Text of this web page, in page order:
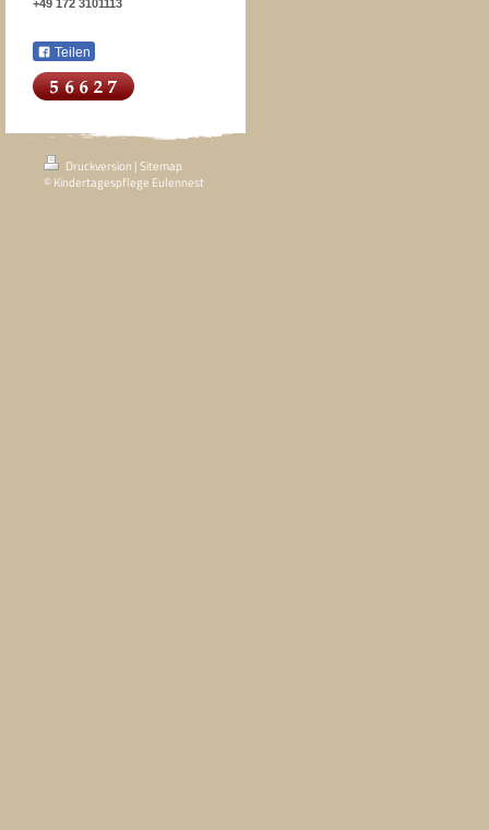
+49 172 3101113
Teilen
Druckversion |Sitemap
© Kindertagespflege Eulennest